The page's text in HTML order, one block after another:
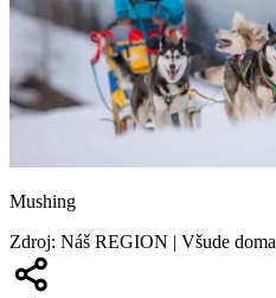
Mushing
Zdroj: Náš REGION | Všude doma